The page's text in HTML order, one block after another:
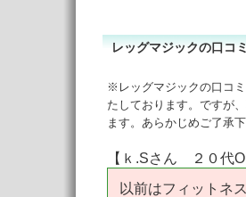
レッグマジックの口コ
※レッグマジックの口コ
たしております。ですが
ます。あらかじめご了承下
【ｋ.Sさん ２０代
以前はフィットネ